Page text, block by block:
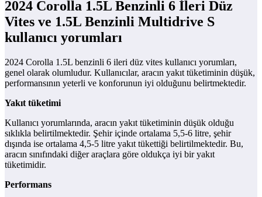
2024 Corolla 1.5L Benzinli 6 İleri Düz
Vites ve 1.5L Benzinli Multidrive S
kullanıcı yorumları
2024 Corolla 1.5L benzinli 6 ileri düz vites kullanıcı yorumları,
genel olarak olumludur. Kullanıcılar, aracın yakıt tüketiminin düşük,
performansının yeterli ve konforunun iyi olduğunu belirtmektedir.
Yakıt tüketimi
Kullanıcı yorumlarında, aracın yakıt tüketiminin düşük olduğu
sıklıkla belirtilmektedir. Şehir içinde ortalama 5,5-6 litre, şehir
dışında ise ortalama 4,5-5 litre yakıt tükettiği belirtilmektedir. Bu,
aracın sınıfındaki diğer araçlara göre oldukça iyi bir yakıt
tüketimidir.
Performans